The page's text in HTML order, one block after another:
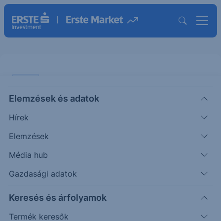
Elemzések és adatok
Hírek
Elemzések
Média hub
Gazdasági adatok
Keresés és árfolyamok
Termék keresők
arany árfolyama megérkezett a 200 napos
mozgóátlaghoz....